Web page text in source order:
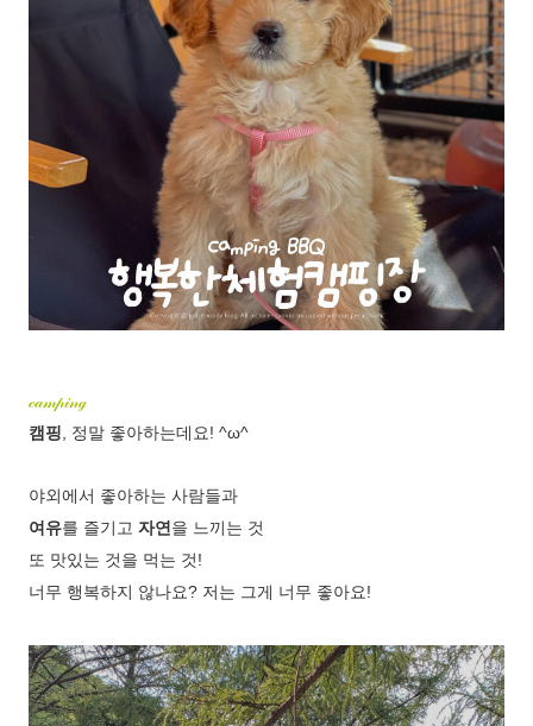
𝒸𝒶𝓂𝓅𝒾𝓃ℊ
캠핑 , 정말 좋아하는데요! ^ω^
야외에서 좋아하는 사람들과
여유를 즐기고 자연 을 느끼는 것
또 맛있는 것을 먹는 것!
너무 행복하지 않나요? 저는 그게 너무 좋아요!